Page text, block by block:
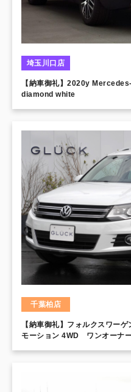
埼玉川口店
【納車御礼】2020y Mercedes-Benz E220d All-Terrain Laureus
diamond white
千葉柏店
【納車御礼】フォルクスワー
モーション 4WD ワンオーナ